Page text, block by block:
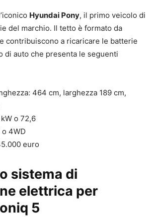
Hyundai Pony, il primo veicolo di
del marchio. Il tetto è formato da
contribuiscono a ricaricare le batterie
di auto che presenta le seguenti
464 cm, larghezza 189 cm,
o 72,6
4WD
euro
sistema di
elettrica per
5